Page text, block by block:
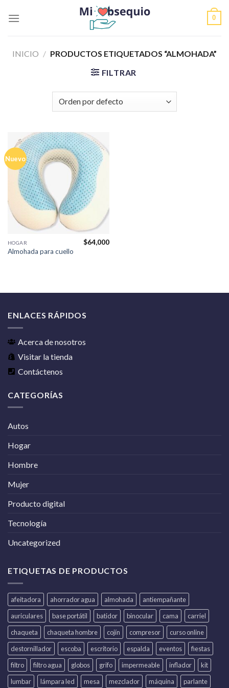
0
INICIO / PRODUCTOS ETIQUETADOS “ALMOHADA”
FILTRAR
Nuevo
HOGAR
Almohada para cuello
$64,000
ENLACES RÁPIDOS
Acerca de nosotros
Visitar la tienda
Contáctenos
CATEGORÍAS
Autos
Hogar
Hombre
Mujer
Producto digital
Tecnología
Uncategorized
ETIQUETAS DE PRODUCTOS
afeitadora ahorrador agua almohada
antiempañante
auriculares
base portátil batidor binocular cama
carriel
chaqueta
chaqueta hombre cojín compresor
curso online
destornillador
escoba escritorio espalda eventos
fiestas
filtro
filtro agua globos grifo impermeable inflador
kit
lumbar
lámpara led mesa mezclador máquina parlante